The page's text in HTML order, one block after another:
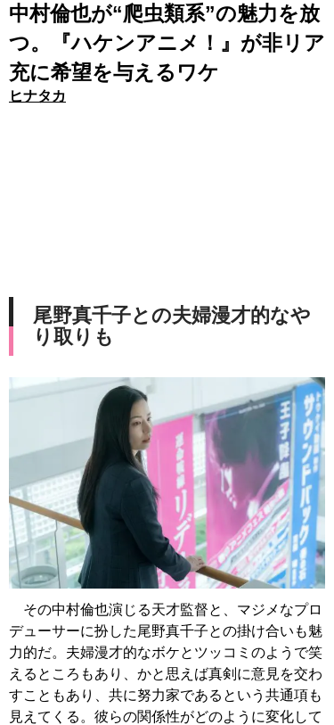
中村倫也が“爬虫類系”の魅力を放
つ。『ハケンアニメ！』が非リア
充に希望を与えるワケ
ヒナタカ
尾野真千子との夫婦漫才的なや
り取りも
その中村倫也演じる天才監督と、マジメなプロ
デューサーに扮した尾野真千子との掛け合いも魅
力的だ。夫婦漫才的なボケとツッコミのようで笑
えるところもあり、かと思えば真剣に意見を交わ
すこともあり、共に努力家であるという共通項も
見えてくる。彼らの関係性がどのように変化して